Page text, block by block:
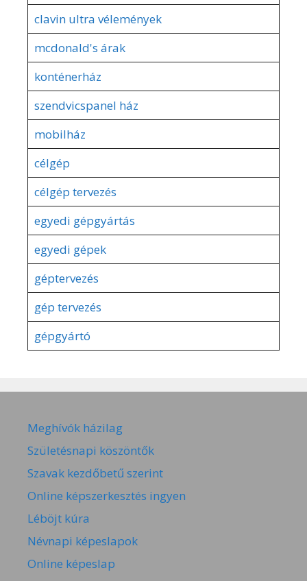
clavin ultra vélemények
mcdonald's árak
konténerház
szendvicspanel ház
mobilház
célgép
célgép tervezés
egyedi gépgyártás
egyedi gépek
géptervezés
gép tervezés
gépgyártó
Meghívók házilag
Születésnapi köszöntők
Szavak kezdőbetű szerint
Online képszerkesztés ingyen
Léböjt kúra
Névnapi képeslapok
Online képeslap